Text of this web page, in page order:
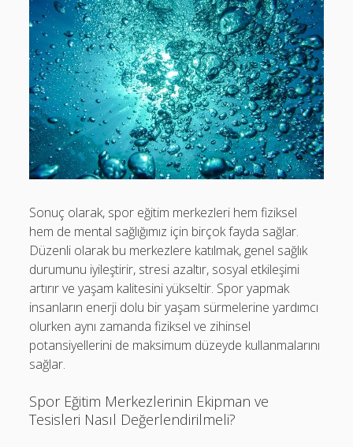
Sonuç olarak, spor eğitim merkezleri hem fiziksel
hem de mental sağlığımız için birçok fayda sağlar.
Düzenli olarak bu merkezlere katılmak, genel sağlık
durumunu iyileştirir, stresi azaltır, sosyal etkileşimi
artırır ve yaşam kalitesini yükseltir. Spor yapmak
insanların enerji dolu bir yaşam sürmelerine yardımcı
olurken aynı zamanda fiziksel ve zihinsel
potansiyellerini de maksimum düzeyde kullanmalarını
sağlar.
Spor Eğitim Merkezlerinin Ekipman ve
Tesisleri Nasıl Değerlendirilmeli?